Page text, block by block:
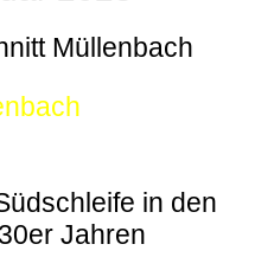
Müllenbach
in den
Jahren